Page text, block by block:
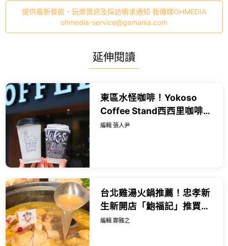
提供最新餐飲、玩樂資訊及採訪需求通知 我傳媒OHMEDIA
ohmedia-service@gamania.com
延伸閱讀
東區水怪咖啡！Yokoso
Coffee Stand西西里咖啡必
喝，隱藏版薄荷巧克力拿鐵
編輯 張人尹
台北雞湯火鍋推薦！忠孝新
生新開店「鮑福記」推買一
送一，一鍋四吃超過癮。
編輯 鄭雅之